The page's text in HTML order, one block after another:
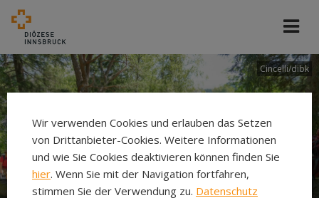
Cincelli/dibk
Wir verwenden Cookies und erlauben das Setzen
von Drittanbieter-Cookies. Weitere Informationen
und wie Sie Cookies deaktivieren können finden Sie
hier. Wenn Sie mit der Navigation fortfahren,
stimmen Sie der Verwendung zu. Datenschutz